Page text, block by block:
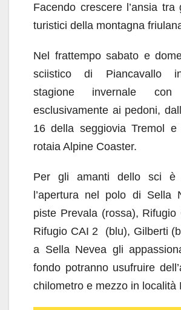
Facendo crescere l’ansia tra
turistici della montagna
Nel frattempo sabato e
sciistico di Piancavallo
stagione invernale con
esclusivamente ai pedoni,
16 della seggiovia Tremol
rotaia Alpine Coaster.
Per gli amanti dello sci è
l’apertura nel polo di Sella
piste Prevala (rossa), Rifugio
Rifugio CAI 2 (blu), Gilberti
a Sella Nevea gli
fondo potranno usufruire
chilometro e mezzo in località